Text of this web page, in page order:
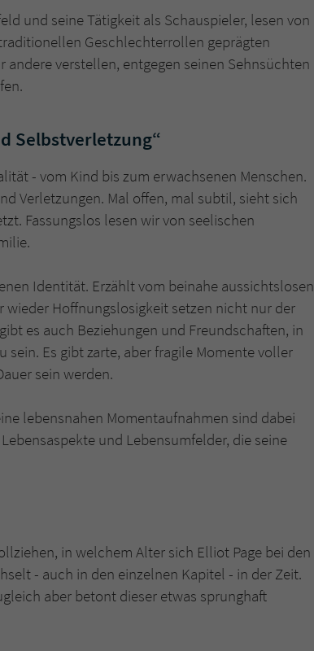
und seine Tätigkeit als Schauspieler, lesen von
Geschlechterrollen geprägten
verstellen, entgegen seinen Sehnsüchten
Selbstverletzung“
- vom Kind bis zum erwachsenen Menschen.
Verletzungen. Mal offen, mal subtil, sieht sich
Fassungslos lesen wir von seelischen
Identität. Erzählt vom beinahe aussichtslosen
wieder Hoffnungslosigkeit setzen nicht nur der
es auch Beziehungen und Freundschaften, in
Es gibt zarte, aber fragile Momente voller
sein werden.
lebensnahen Momentaufnahmen sind dabei
und Lebensumfelder, die seine
in welchem Alter sich Elliot Page bei den
- auch in den einzelnen Kapitel - in der Zeit.
aber betont dieser etwas sprunghaft